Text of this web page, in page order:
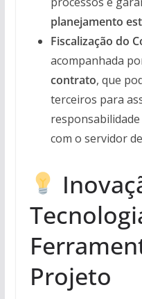
planejamento
Fiscalização do
acompanhada
contrato, que
terceiros para
responsabilidade
com o servidor
Projeto